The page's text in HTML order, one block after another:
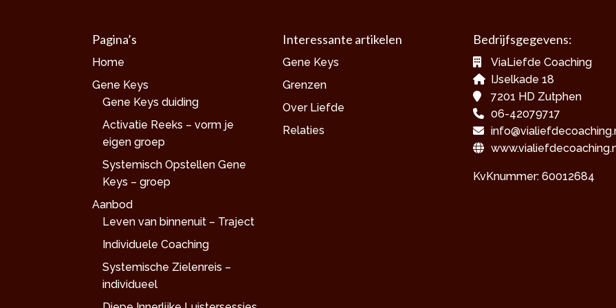
Pagina’s
Home
Gene Keys
Gene Keys duiding
Activatie Reeks – vorm je
eigen groep
Systemisch Opstellen Gene
Keys – groep
Aanbod
Leven van binnenuit – Traject
Individuele Coaching
Systemische Zielenreis –
individueel
Interessante artikelen
Gene Keys
Grenzen
Over Liefde
Relaties
Bedrijfsgegevens:
ViaLiefde Coaching
IJselkade 18
7201 HD Zutphen
06-42079717
KvKnummer: 60012684